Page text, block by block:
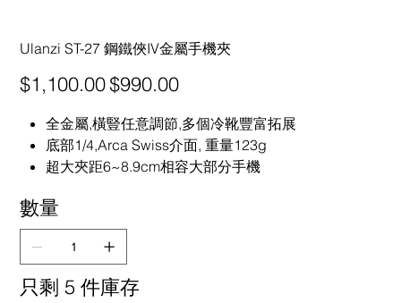
Ulanzi ST-27 鋼鐵俠IV金屬手機夾
原
始
$1,100.00
促
銷
$990.00
全金屬,橫豎任意調節,多個冷靴豐富拓展
底部1/4,Arca Swiss介面, 重量123g
超大夾距6~8.9cm相容大部分手機
數量
只剩 5 件庫存